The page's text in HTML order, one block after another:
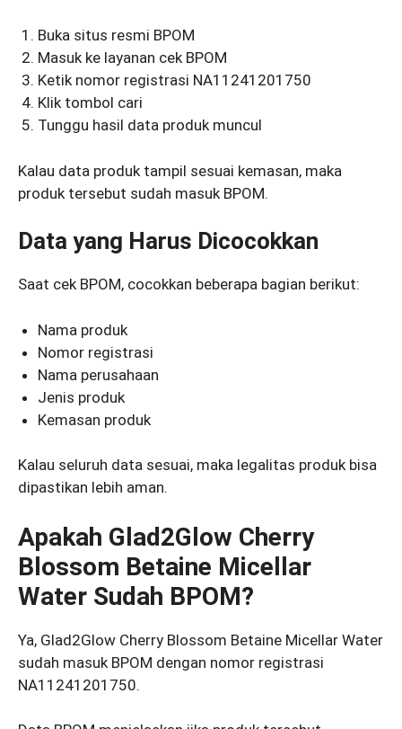
Buka situs resmi BPOM
Masuk ke layanan cek BPOM
Ketik nomor registrasi NA11241201750
Klik tombol cari
Tunggu hasil data produk muncul
Kalau data produk tampil sesuai kemasan, maka
produk tersebut sudah masuk BPOM.
Data yang Harus Dicocokkan
Saat cek BPOM, cocokkan beberapa bagian berikut:
Nama produk
Nomor registrasi
Nama perusahaan
Jenis produk
Kemasan produk
Kalau seluruh data sesuai, maka legalitas produk bisa
dipastikan lebih aman.
Apakah Glad2Glow Cherry
Blossom Betaine Micellar
Water Sudah BPOM?
Ya, Glad2Glow Cherry Blossom Betaine Micellar Water
sudah masuk BPOM dengan nomor registrasi
NA11241201750.